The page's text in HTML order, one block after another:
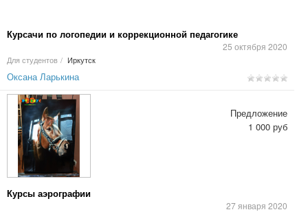
Курсачи по логопедии и коррекционной педагогике
25 октября 2020
Для студентов / Иркутск
Оксана Ларькина
Курсы аэрографии
27 января 2020
Предложение
1 000 руб